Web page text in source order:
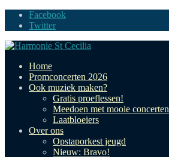
Facebook
Twitter
Home
Promconcerten 2026
Ook muziek maken?
Gratis proeflessen!
Meedoen met mooie concerten
Laatbloeiers
Over ons
Opstaporkest jeugd
Nieuw: Bravo!